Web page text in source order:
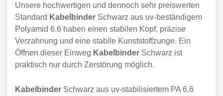
Unsere hochwertigen und dennoch sehr preiswerten
Standard Kabelbinder Schwarz aus uv-beständigem
Polyamid 6.6 haben einen stabilen Kopf, präzise
Verzahnung und eine stabile Kunststoffzunge. Ein
Öffnen dieser Einweg Kabelbinder Schwarz ist
praktisch nur durch Zerstörung möglich.
Kabelbinder Schwarz aus uv-stabilisiertem PA 6.6